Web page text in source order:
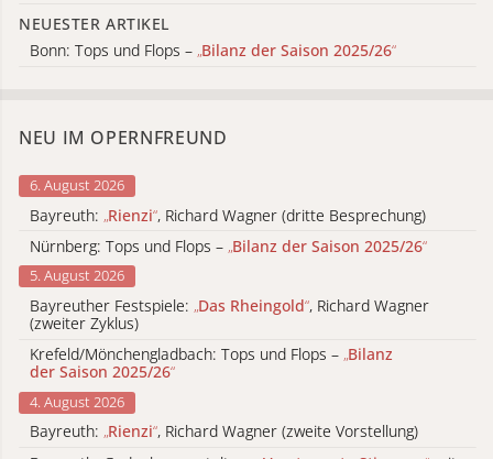
NEUESTER ARTIKEL
Bonn: Tops und Flops – „Bilanz der Saison 2025/26“
NEU IM OPERNFREUND
6. August 2026
Bayreuth: „Rienzi“, Richard Wagner (dritte Besprechung)
Nürnberg: Tops und Flops – „Bilanz der Saison 2025/26“
5. August 2026
Bayreuther Festspiele: „Das Rheingold“, Richard Wagner
(zweiter Zyklus)
Krefeld/Mönchengladbach: Tops und Flops – „Bilanz
der Saison 2025/26“
4. August 2026
Bayreuth: „Rienzi“, Richard Wagner (zweite Vorstellung)